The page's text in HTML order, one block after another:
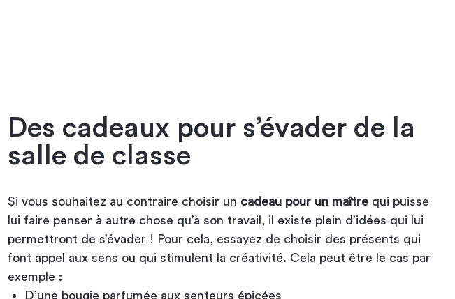
Des cadeaux pour s’évader de la
salle de classe
Si vous souhaitez au contraire choisir un cadeau pour un maître qui puisse
lui faire penser à autre chose qu’à son travail, il existe plein d’idées qui lui
permettront de s’évader ! Pour cela, essayez de choisir des présents qui
font appel aux sens ou qui stimulent la créativité. Cela peut être le cas par
exemple :
D’une bougie parfumée aux senteurs épicées